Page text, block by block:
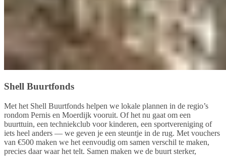
Shell Buurtfonds
Met het Shell Buurtfonds helpen we lokale plannen in de regio’s
rondom Pernis en Moerdijk vooruit. Of het nu gaat om een
buurttuin, een techniekclub voor kinderen, een sportvereniging of
iets heel anders — we geven je een steuntje in de rug. Met vouchers
van €500 maken we het eenvoudig om samen verschil te maken,
precies daar waar het telt. Samen maken we de buurt sterker,